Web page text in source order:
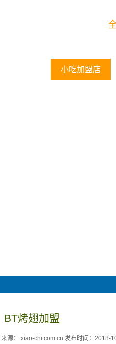
小吃加盟店
BT烤翅加盟
来源： xiao-chi.com.cn 发布时间：2018-